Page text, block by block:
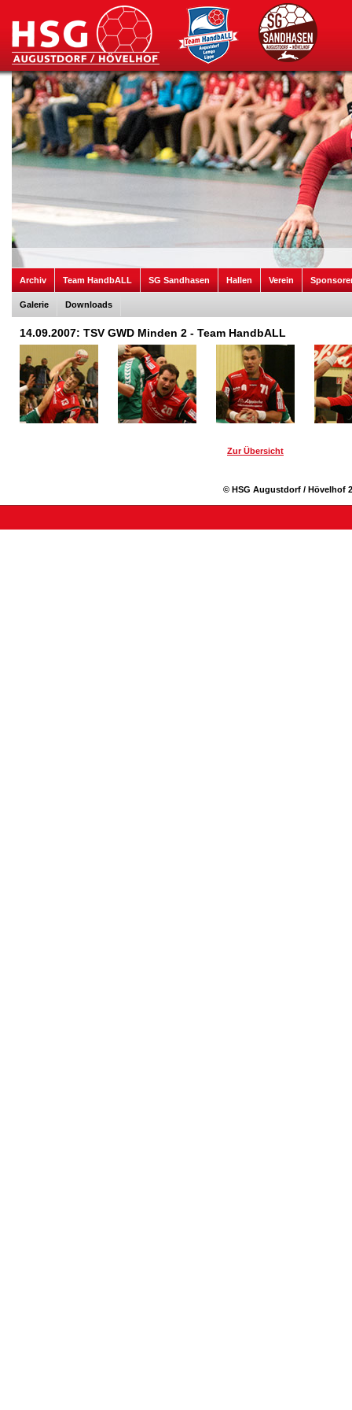
Archiv Team HandbALL SG Sandhasen Hallen Verein
Galerie Downloads
14.09.2007: TSV GWD Minden 2 - Team HandbALL
Zur Übersicht
© HSG Augustdorf / Hövelhof